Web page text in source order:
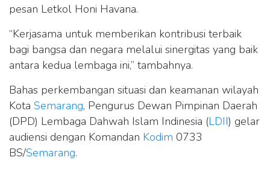
pesan Letkol Honi Havana.
“Kerjasama untuk memberikan kontribusi terbaik
bagi bangsa dan negara melalui sinergitas yang baik
antara kedua lembaga ini,” tambahnya.
Bahas perkembangan situasi dan keamanan wilayah
Kota Semarang, Pengurus Dewan Pimpinan Daerah
(DPD) Lembaga Dahwah Islam Indinesia (LDII) gelar
audiensi dengan Komandan Kodim 0733
BS/Semarang.